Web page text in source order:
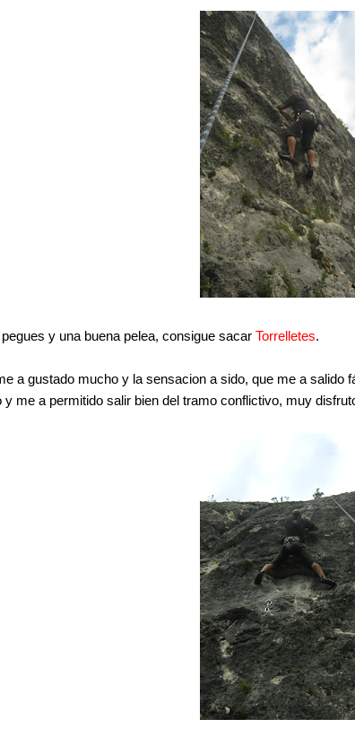
y una buena pelea, consigue sacar Torrelletes.
a gustado mucho y la sensacion a sido, que me a salido
me a permitido salir bien del tramo conflictivo, muy